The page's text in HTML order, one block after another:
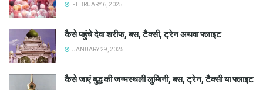
FEBRUARY 6, 2025
कैसे पहुंचे देवा शरीफ, बस, टैक्सी, ट्रेन अथवा फ्लाइट
JANUARY 29, 2025
कैसे जाएं बुद्ध की जन्मस्थली लुम्बिनी, बस, ट्रेन, टैक्सी या फ्लाइट